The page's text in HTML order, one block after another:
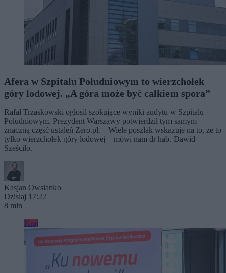
Afera w Szpitalu Południowym to wierzchołek
góry lodowej. „A góra może być całkiem spora”
Rafał Trzaskowski ogłosił szokujące wyniki audytu w Szpitalu
Południowym. Prezydent Warszawy potwierdził tym samym
znaczną część ustaleń Zero.pl. – Wiele poszlak wskazuje na to, że to
tylko wierzchołek góry lodowej – mówi nam dr hab. Dawid
Sześciło.
Kasjan Owsianko
Dzisiaj 17:22
8 min
Kraj